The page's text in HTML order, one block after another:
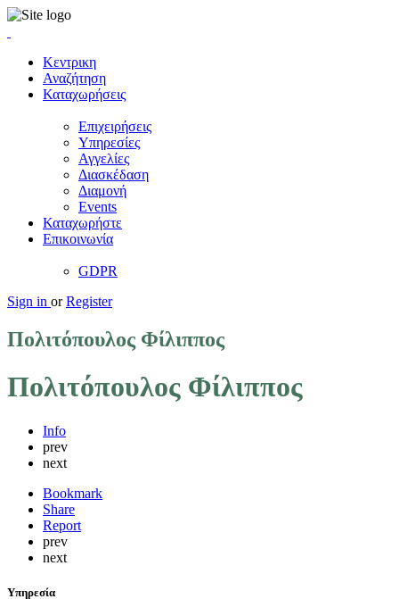
Κεντρικη
Αναζήτηση
Καταχωρήσεις
Επιχειρήσεις
Υπηρεσίες
Αγγελίες
Διασκέδαση
Διαμονή
Events
Καταχωρήστε
Επικοινωνία
GDPR
Sign in or Register
Πολιτόπουλος Φίλιππος
Πολιτόπουλος Φίλιππος
Info
prev
next
Bookmark
Share
Report
prev
next
Υπηρεσία